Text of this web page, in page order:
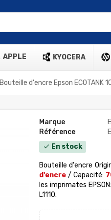
APPLE KYOCERA
Bouteille d'encre Epson ECOTANK
Marque
Référence
check En stock
Bouteille d'encre
d'encre/ Capacité:
les imprimates
L1110.